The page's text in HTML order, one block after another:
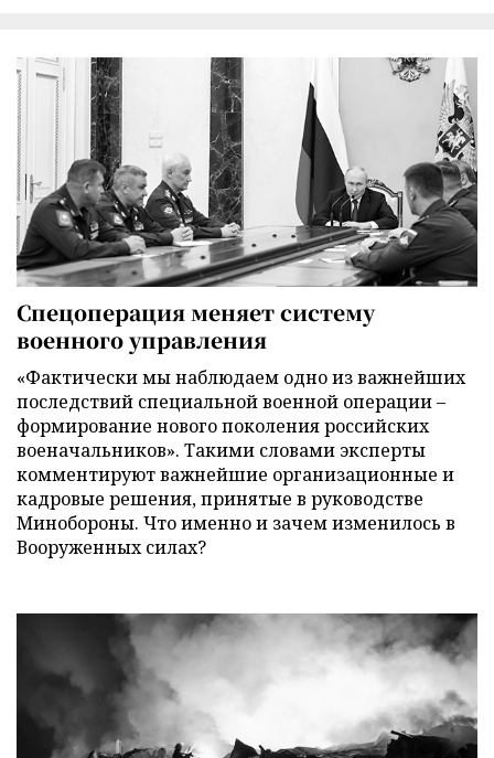
Спецоперация меняет систему
военного управления
«Фактически мы наблюдаем одно из важнейших
последствий специальной военной операции –
формирование нового поколения российских
военачальников». Такими словами эксперты
комментируют важнейшие организационные и
кадровые решения, принятые в руководстве
Минобороны. Что именно и зачем изменилось в
Вооруженных силах?